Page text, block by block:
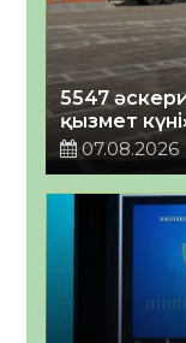
5547
қызмет
07.08.2026